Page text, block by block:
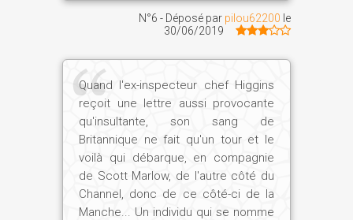
N°6 - Déposé par pilou62200 le
30/06/2019
Quand l'ex-inspecteur chef Higgins
reçoit une lettre aussi provocante
qu'insultante, son sang de
Britannique ne fait qu'un tour et le
voilà qui débarque, en compagnie
de Scott Marlow, de l'autre côté du
Channel, donc de ce côté-ci de la
Manche... Un individu qui se nomme